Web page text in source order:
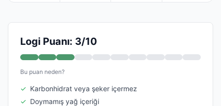
Logi Puanı: 3/10
Bu puan neden?
✓ Karbonhidrat veya şeker içermez
✓ Doymamış yağ içeriği